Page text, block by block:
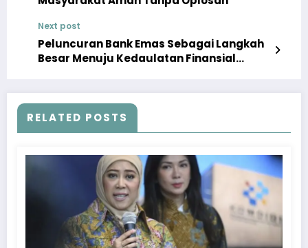
Next post
Peluncuran Bank Emas Sebagai Langkah
Besar Menuju Kedaulatan Finansial
RELATED POSTS